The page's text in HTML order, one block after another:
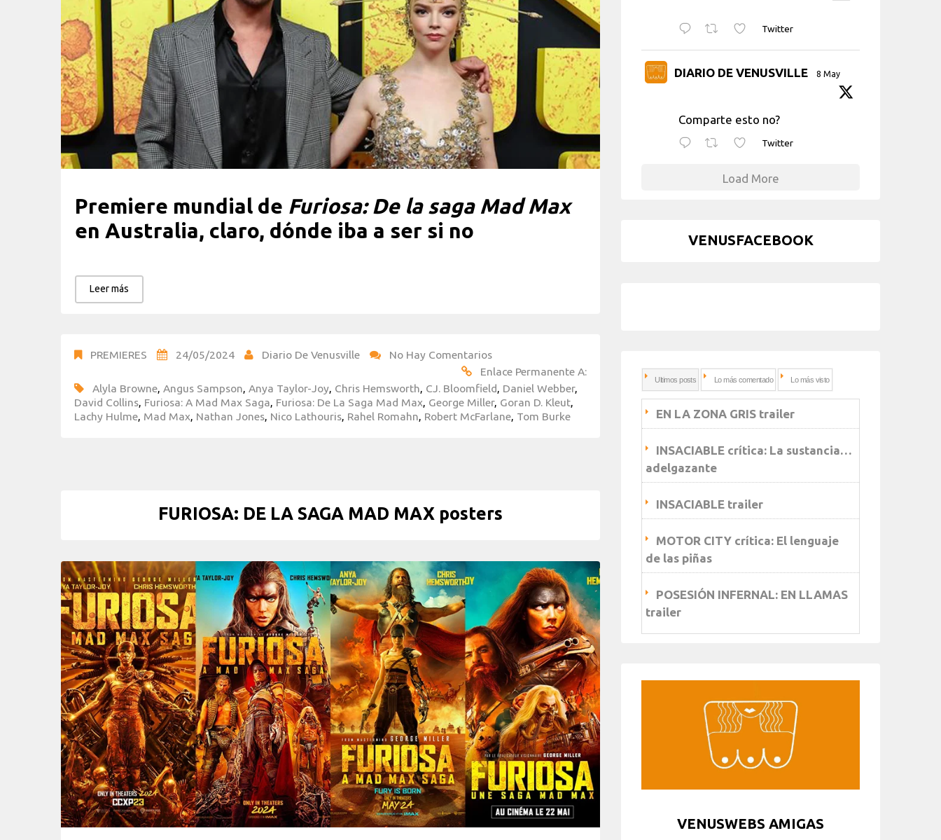
Premiere mundial de Furiosa: De la saga Mad Max
en Australia, claro, dónde iba a ser si no
Leer más
PREMIERES 24/05/2024 Diario De Venusville
No Hay Comentarios
Enlace Permanente A:
Alyla Browne Angus Sampson Anya Taylor-Joy Chris Hemsworth CJ. Bloomfield Daniel Webber,
David Collins Furiosa: A Mad Max Saga Furiosa: De La Saga Mad Max George Miller, Goran D. Kleut
Lachy Hulme Mad Max Nathan Jones Nico Lathouris Rahel Romahn Robert McFarlane Tom Burke
FURIOSA: DE LA SAGA MAD MAX posters
Twitter
DIARIO DE VENUSVILLE 8 May
Comparte esto no?
Twitter
Load More
VENUSFACEBOOK
Ultimos posts Lo más comentado Lo más visto
EN LA ZONA GRIS trailer
INSACIABLE crítica: La sustancia…
adelgazante
INSACIABLE trailer
MOTOR CITY crítica: El lenguaje
de las piñas
POSESIÓN INFERNAL: EN LLAMAS
trailer
VENUSWEBS AMIGAS